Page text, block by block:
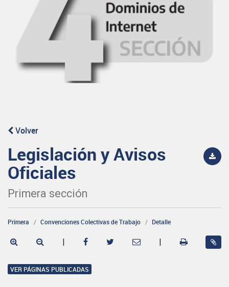
Volver
Legislación y Avisos
Oficiales
Primera sección
Primera Convenciones Colectivas de Trabajo Detalle
| |
VER PÁGINAS PUBLICADAS